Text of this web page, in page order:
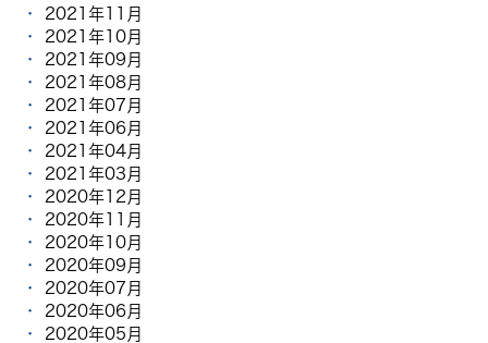
2021年11月
2021年10月
2021年09月
2021年08月
2021年07月
2021年06月
2021年04月
2021年03月
2020年12月
2020年11月
2020年10月
2020年09月
2020年07月
2020年06月
2020年05月